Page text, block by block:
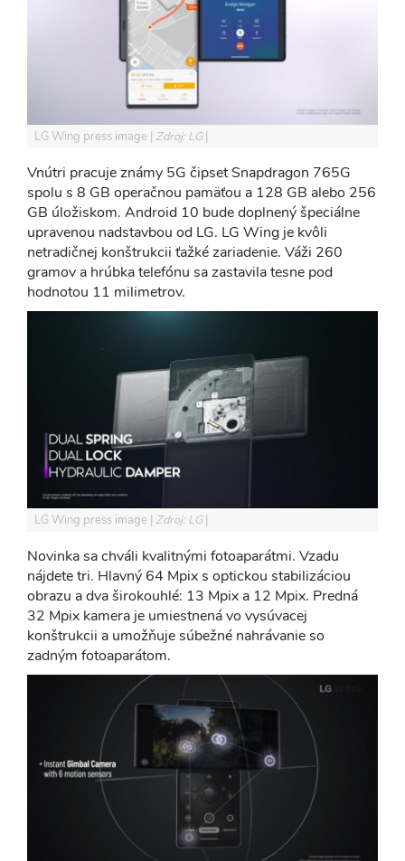
LG Wing press image Zdroj: LG
Vnútri pracuje známy 5G čipset Snapdragon 765G
spolu s 8 GB operačnou pamäťou a 128 GB alebo 256
GB úložiskom. Android 10 bude doplnený špeciálne
upravenou nadstavbou od LG. LG Wing je kvôli
netradičnej konštrukcii ťažké zariadenie. Váži 260
gramov a hrúbka telefónu sa zastavila tesne pod
hodnotou 11 milimetrov.
LG Wing press image Zdroj: LG
Novinka sa chváli kvalitnými fotoaparátmi. Vzadu
nájdete tri. Hlavný 64 Mpix s optickou stabilizáciou
obrazu a dva širokouhlé: 13 Mpix a 12 Mpix. Predná
32 Mpix kamera je umiestnená vo vysúvacej
konštrukcii a umožňuje súbežné nahrávanie so
zadným fotoaparátom.